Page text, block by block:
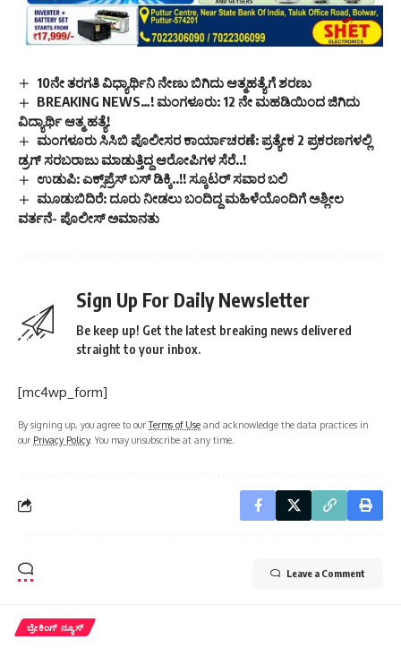
10ನೇ ತರಗತಿ ವಿಧ್ಯಾರ್ಥಿನಿ ನೇಣು ಬಿಗಿದು ಆತ್ಮಹತ್ಯೆಗೆ ಶರಣು
BREAKING NEWS…! ಮಂಗಳೂರು: 12 ನೇ ಮಹಡಿಯಿಂದ ಜಿಗಿದು
ವಿದ್ಯಾರ್ಥಿ ಆತ್ಮ ಹತ್ಯೆ!
ಮಂಗಳೂರು ಸಿಸಿಬಿ ಪೊಲೀಸರ ಕಾರ್ಯಾಚರಣೆ: ಪ್ರತ್ಯೇಕ 2 ಪ್ರಕರಣಗಳಲ್ಲಿ
ಡ್ರಗ್ ಸರಬರಾಜು ಮಾಡುತ್ತಿದ್ದ ಆರೋಪಿಗಳ ಸೆರೆ..!
ಉಡುಪಿ: ಎಕ್ಸ್‌ಪ್ರೆಸ್ ಬಸ್ ಡಿಕ್ಕಿ..!! ಸ್ಕೂಟರ್ ಸವಾರ ಬಲಿ
ಮೂಡುಬಿದಿರೆ: ದೂರು ನೀಡಲು ಬಂದಿದ್ದ ಮಹಿಳೆಯೊಂದಿಗೆ ಅಶ್ಲೀಲ
ವರ್ತನೆ- ಪೊಲೀಸ್ ಅಮಾನತು
Sign Up For Daily Newsletter
Be keep up! Get the latest breaking news delivered
straight to your inbox.
[mc4wp_form]
By signing up, you agree to ourTerms of Use and acknowledge the data practices in
our Privacy Policy. You may unsubscribe at any time.
Leave a Comment
ಬ್ರೇಕಿಂಗ್ ನ್ಯೂಸ್